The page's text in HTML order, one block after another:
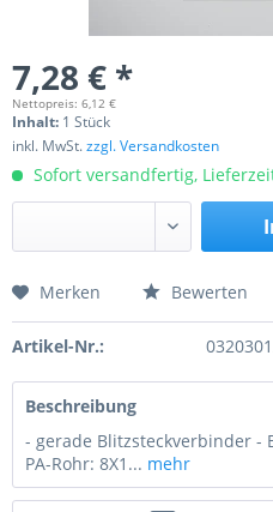
7,28 € *
Nettopreis: 6,12 €
Inhalt: 1 Stück
inkl. MwSt.zzgl. Versandkosten
Sofort versandfertig,
Preis anfragen
Merken Bewerten
Artikel-Nr.:
Beschreibung
- gerade Blitzsteckverbinder -
PA-Rohr: 8X1... mehr